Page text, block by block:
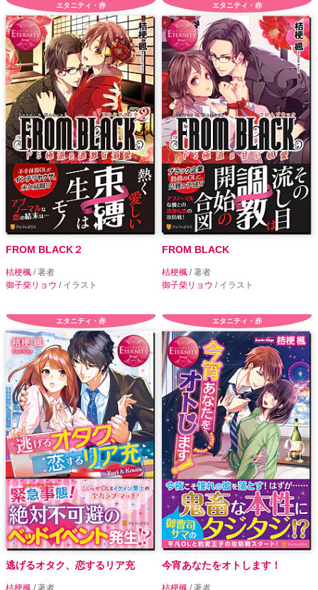
エタニティ・赤
FROM BLACK２
桔梗楓 / 著者
御子柴リョウ / イラスト
エタニティ・赤
FROM BLACK
桔梗楓 / 著者
御子柴リョウ / イラスト
エタニティ・赤
逃げるオタク、恋するリア充
桔梗楓 / 著者
エタニティ・赤
今宵あなたをオトします！
桔梗楓 / 著者